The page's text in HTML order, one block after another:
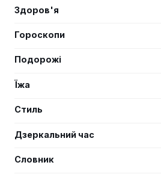
Здоров'я
Гороскопи
Подорожі
Їжа
Стиль
Дзеркальний час
Словник